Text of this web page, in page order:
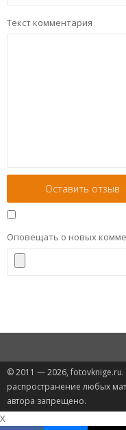
Текст комментария
Оповещать о новых
© 2011 — 2026,
распространение любых
автора запрещено.
X